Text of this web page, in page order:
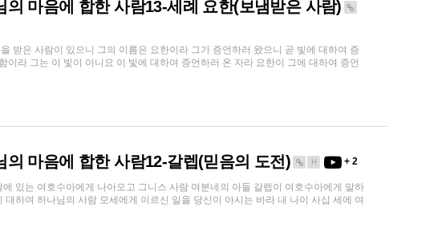
의 마음에 합한 사람13-세례 요한(보냄받은 사람)
받은 사람이 있으니 그의 이름은 요한이라 그가 증언하러 왔으니 곧 빛에 대하여 증
이라 그는 이 빛이 아니요 이 빛에 대하여 증언하러 온 자라 요한이 그에 대하여 증언
의 마음에 합한 사람12-갈렙(믿음의 도전) H + 2
있는 여호수아에게 나아오고 그니스 사람 여분네의 아들 갈렙이 여호수아에게 말하
하여 하나님의 사람 모세에게 이르신 일을 당신이 아시는 바라 내 나이 사십 세에 여